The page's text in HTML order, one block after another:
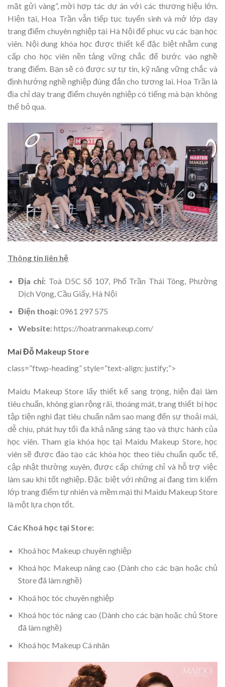
mặt gửi vàng”, mời hợp tác dự án với các thương hiệu lớn.
Hiện tại, Hoa Trần vẫn tiếp tục tuyển sinh và mở lớp dạy
trang điểm chuyên nghiệp tại Hà Nội để phục vụ các bạn học
viên. Nội dung khóa học được thiết kế đặc biệt nhằm cung
cấp cho học viên nền tảng vững chắc để bước vào nghề
trang điểm. Bạn sẽ có được sự tự tin, kỹ năng vững chắc và
định hướng nghề nghiệp đúng đắn cho tương lai. Hoa Trần là
địa chỉ dạy trang điểm chuyên nghiệp có tiếng mà bạn không
thể bỏ qua.
Thông tin liên hệ
Địa chỉ: Toà D5C Số 107, Phố Trần Thái Tông, Phường
Dịch Vọng, Cầu Giấy, Hà Nội
Điện thoại:0961 297 575
Website:https://hoatranmakeup.com/
Mai Đỗ Makeup Store
class=”ftwp-heading” style=”text-align: justify;”>
Maidu Makeup Store lấy thiết kế sang trọng, hiện đại làm
tiêu chuẩn, không gian rộng rãi, thoáng mát, trang thiết bị học
tập tiện nghi đạt tiêu chuẩn năm sao mang đến sự thoải mái,
dễ chịu, phát huy tối đa khả năng sáng tạo và thực hành của
học viên. Tham gia khóa học tại Maidu Makeup Store, học
viên sẽ được đào tạo các khóa học theo tiêu chuẩn quốc tế,
cập nhật thường xuyên, được cấp chứng chỉ và hỗ trợ việc
làm sau khi tốt nghiệp. Đặc biệt với những ai đang tìm kiếm
lớp trang điểm tự nhiên và mềm mại thì Maidu Makeup Store
là một lựa chọn tốt.
Các Khoá học tại Store:
Khoá học Makeup chuyên nghiệp
Khoá học Makeup nâng cao (Dành cho các bạn hoặc chủ
Store đã làm nghề)
Khoá học tóc chuyên nghiệp
Khoá học tóc nâng cao (Dành cho các bạn hoặc chủ Store
đã làm nghề)
Khoá học Makeup Cá nhân